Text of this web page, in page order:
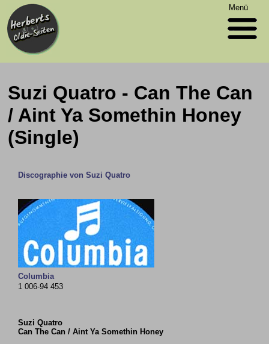
Menü
Suzi Quatro - Can The Can
/ Aint Ya Somethin Honey
(Single)
Discographie von Suzi Quatro
Columbia
1 006-94 453
Suzi Quatro
Can The Can / Aint Ya Somethin Honey